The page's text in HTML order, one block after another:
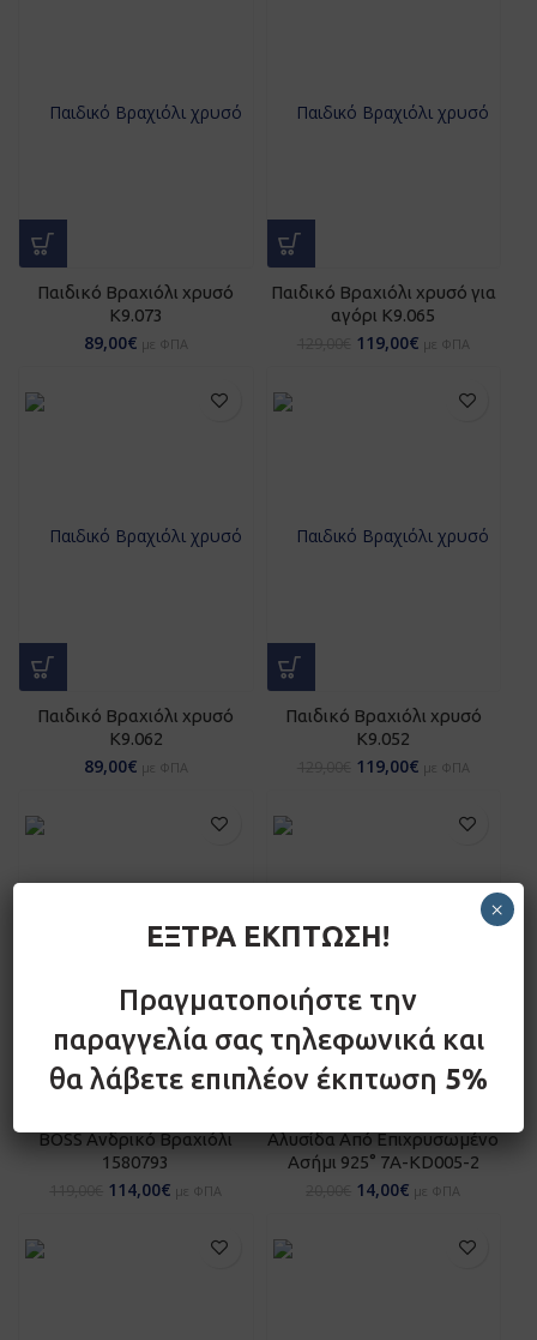
Παιδικό Βραχιόλι χρυσό
Κ9.073
89,00€ με ΦΠΑ
Παιδικό Βραχιόλι χρυσό για
αγόρι Κ9.065
119,00€ με ΦΠΑ
Παιδικό Βραχιόλι χρυσό
Κ9.062
89,00€ με ΦΠΑ
Παιδικό Βραχιόλι χρυσό
Κ9.052
119,00€ με ΦΠΑ
BOSS Ανδρικό Βραχιόλι
1580793
114,00€ με ΦΠΑ
Αλυσίδα Από Επιχρυσωμένο
Ασήμι 925° 7A-KD005-2
14,00€ με ΦΠΑ
ΕΞΤΡΑ ΕΚΠΤΩΣΗ!
Πραγματοποιήστε την
παραγγελία σας τηλεφωνικά και
θα λάβετε επιπλέον έκπτωση 5%
×